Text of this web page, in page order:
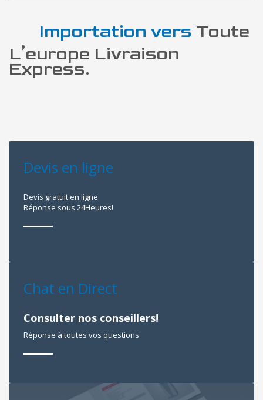
Importation vers Toute
L’europe Livraison
Express.
Devis en ligne
Devis gratuit en ligne
Réponse sous 24Heures!
Chat en Direct
Consulter nos conseillers!
Réponse à toutes vos questions